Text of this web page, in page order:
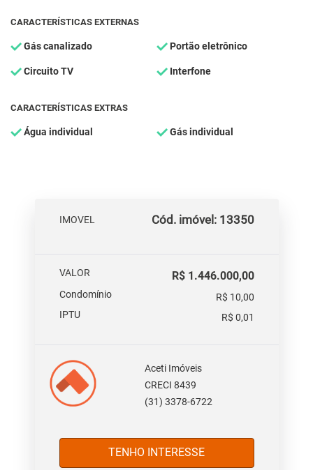
CARACTERÍSTICAS EXTERNAS
Gás canalizado Portão eletrônico
Circuito TV Interfone
CARACTERÍSTICAS EXTRAS
Água individual Gás individual
IMOVEL Cód. imóvel: 13350
VALOR R$ 1.446.000,00
Condomínio
R$ 10,00
IPTU
R$ 0,01
Aceti Imóveis
CRECI 8439
(31) 3378-6722
TENHO INTERESSE